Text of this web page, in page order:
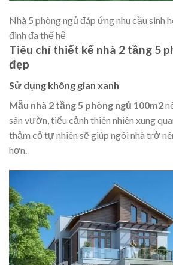
Nhà 5 phòng ngủ đáp ứng nhu cầu sinh
đình đa thế hệ
Tiêu chí thiết kế nhà 2 tầng 5
đẹp
Sử dụng không gian xanh
Mẫu nhà 2 tầng 5 phòng ngủ 100m2
sân vườn, tiểu cảnh thiên nhiên xung
thảm cỏ tự nhiên sẽ giúp ngôi nhà trở
hơn.